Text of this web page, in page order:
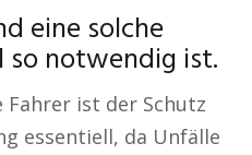
eine solche
so notwendig ist.
ist der Schutz
essentiell, da Unfälle